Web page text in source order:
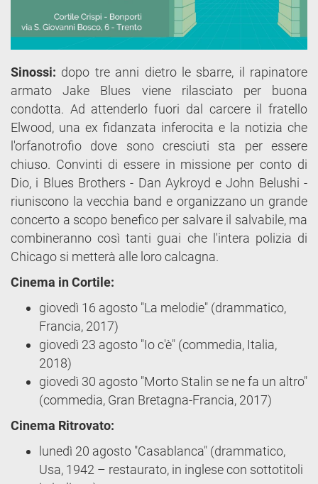
Sinossi: dopo tre anni dietro le sbarre, il rapinatore
armato Jake Blues viene rilasciato per buona
condotta. Ad attenderlo fuori dal carcere il fratello
Elwood, una ex fidanzata inferocita e la notizia che
l'orfanotrofio dove sono cresciuti sta per essere
chiuso. Convinti di essere in missione per conto di
Dio, i Blues Brothers - Dan Aykroyd e John Belushi -
riuniscono la vecchia band e organizzano un grande
concerto a scopo benefico per salvare il salvabile, ma
combineranno così tanti guai che l'intera polizia di
Chicago si metterà alle loro calcagna.
Cinema in Cortile:
giovedì 16 agosto "La melodie" (drammatico,
Francia, 2017)
giovedì 23 agosto "Io c'è" (commedia, Italia,
2018)
giovedì 30 agosto "Morto Stalin se ne fa un altro"
(commedia, Gran Bretagna-Francia, 2017)
Cinema Ritrovato:
lunedì 20 agosto "Casablanca" (drammatico,
Usa, 1942 – restaurato, in inglese con sottotitoli